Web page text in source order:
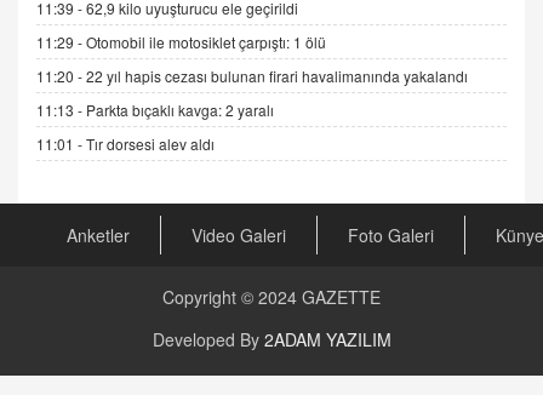
11.12.2024 12:30
DR. EKREM ASLAN
Gerçek Ne, Algı Ne? "Beraber Yürüyoruz"
Cümlesinin Peşinden
Şifacının Yolu
04.11.2025 12:56
AV. RÜMEYSA ÖZKALE
Arabulucuya Başvuru Şartı
23.09.2023 16:30
11:39 -62,9 kilo uyuşturucu ele geçirildi
11:29 -Otomobil ile motosiklet çarpıştı: 1 ölü
11:20 -22 yıl hapis cezası bulunan firari havalimanında yakalandı
11:13 - Parkta bıçaklı kavga: 2 yaralı
11:01 -Tır dorsesi alev aldı
Anketler Video Galeri Foto Galeri Künye
Copyright © 2024 GAZETTE
Developed By 2ADAM YAZILIM